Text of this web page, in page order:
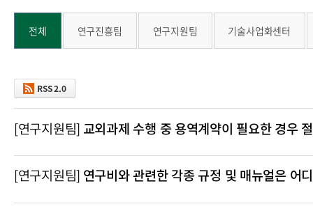
전체 연구진흥팀 연구지원팀 기술사업화센터
RSS 2.0
[연구지원팀] 교외과제 수행 중 용역계약이 필요한 경우
[연구지원팀] 연구비와 관련한 각종 규정 및 매뉴얼은 어